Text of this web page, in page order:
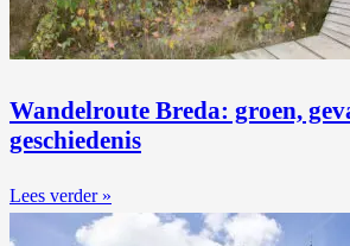
Wandelroute Breda: groen,
geschiedenis
Lees verder »